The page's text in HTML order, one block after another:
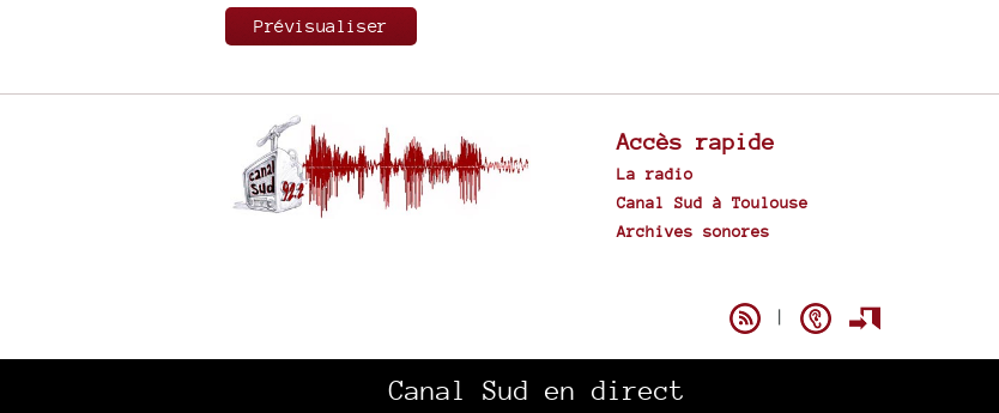
Accès rapide
La radio
Canal Sud à Toulouse
Archives sonores
|
Canal Sud en direct